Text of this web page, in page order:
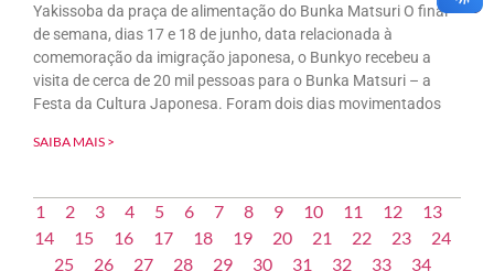
Yakissoba da praça de alimentação do Bunka Matsuri O final
de semana, dias 17 e 18 de junho, data relacionada à
comemoração da imigração japonesa, o Bunkyo recebeu a
visita de cerca de 20 mil pessoas para o Bunka Matsuri – a
Festa da Cultura Japonesa. Foram dois dias movimentados
SAIBA MAIS >
1 2 3 4 5 6 7 8 9 10 11 12
13
14
15 16 17 18 19 20 21 22 23
24
25
26 27 28 29 30 31 32 33
34